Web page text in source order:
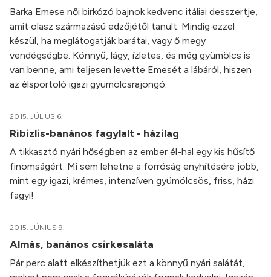
Barka Emese női birkózó bajnok kedvenc itáliai desszertje,
amit olasz származású edzőjétől tanult. Mindig ezzel
készül, ha meglátogatják barátai, vagy ő megy
vendégségbe. Könnyű, lágy, ízletes, és még gyümölcs is
van benne, ami teljesen levette Emesét a lábáról, hiszen
az élsportoló igazi gyümölcsrajongó.
2015. JÚLIUS 6.
Ribizlis-banános fagylalt - házilag
A tikkasztó nyári hőségben az ember él-hal egy kis hűsítő
finomságért. Mi sem lehetne a forróság enyhítésére jobb,
mint egy igazi, krémes, intenzíven gyümölcsös, friss, házi
fagyi!
2015. JÚNIUS 9.
Almás, banános csirkesaláta
Pár perc alatt elkészíthetjük ezt a könnyű nyári salátát,